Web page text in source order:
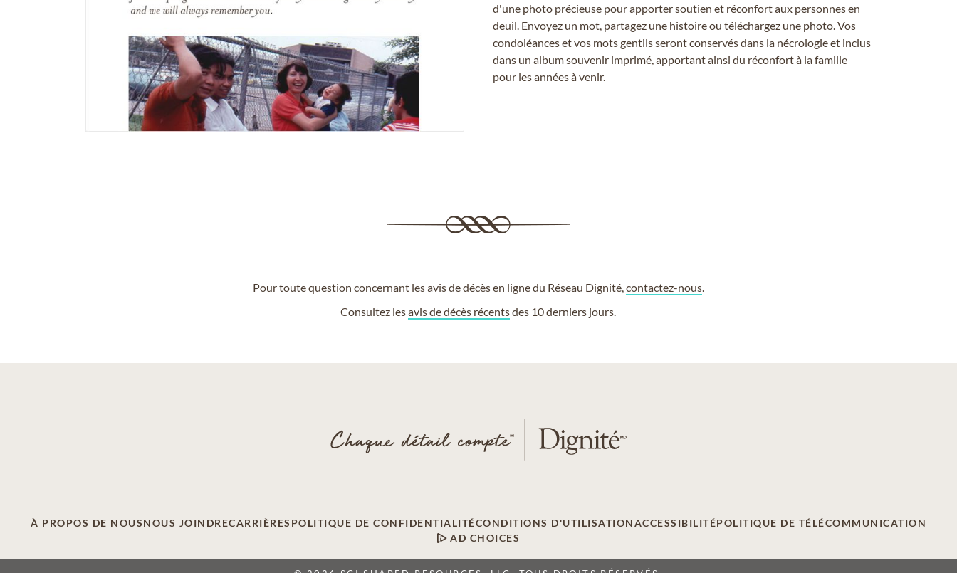
d'une photo précieuse pour apporter soutien et réconfort aux personnes en
deuil. Envoyez un mot, partagez une histoire ou téléchargez une photo. Vos
condoléances et vos mots gentils seront conservés dans la nécrologie et inclus
dans un album souvenir imprimé, apportant ainsi du réconfort à la famille
pour les années à venir.
Pour toute question concernant les avis de décès en ligne du Réseau Dignité,contactez-nous.
Consultez lesavis de décès récentsdes 10 derniers jours.
À PROPOS DE NOUSNOUS JOINDRECARRIÈRES POLITIQUE DE CONFIDENTIALITÉCONDITIONS D'UTILISATIONACCESSIBILITÉPOLITIQUE DE TÉLÉCOMMUNICATION
AD CHOICES